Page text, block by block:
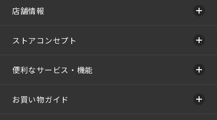
店舗情報
ストアコンセプト
便利なサービス・機能
お買い物ガイド